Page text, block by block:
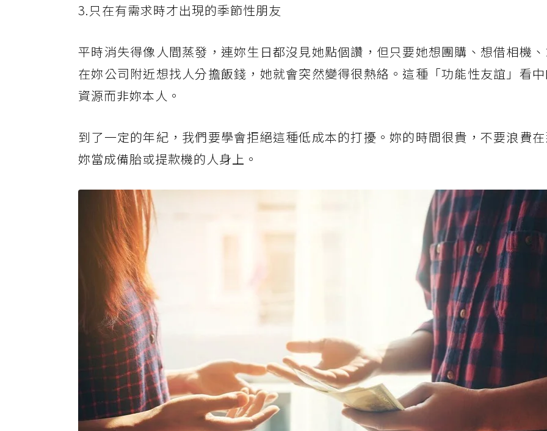
3.只在有需求時才出現的季節性朋友
平時消失得像人間蒸發，連妳生日都沒見她點個讚，但只要她想團購、想借相機
在妳公司附近想找人分擔飯錢，她就會突然變得很熱絡。這種「功能性友誼」看
資源而非妳本人。
到了一定的年紀，我們要學會拒絕這種低成本的打擾。妳的時間很貴，不要浪費
妳當成備胎或提款機的人身上。